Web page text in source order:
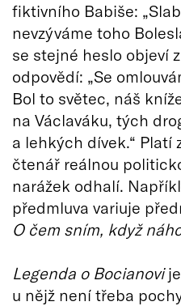
fiktivního Babiše:
nevzýváme toho
se stejné heslo objeví
odpovědí: „Se
Bol to světec, náš
na Václaváku, tých
a lehkých dívek.“ Platí
čtenář reálnou
narážek odhalí.
předmluva variuje
O čem sním, když
Legenda o Bocianovi
u nějž není třeba